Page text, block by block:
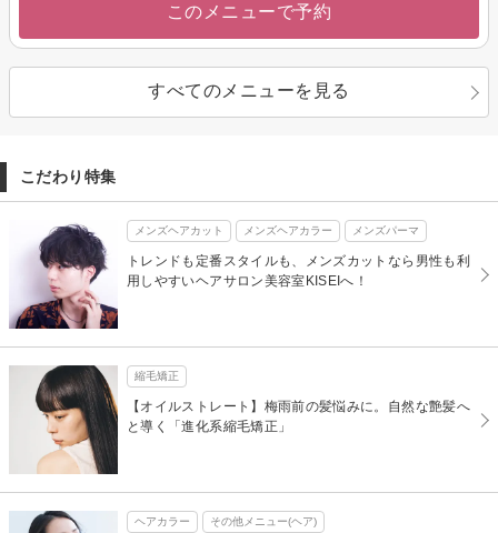
このメニューで予約
すべてのメニューを見る
こだわり特集
メンズヘアカット メンズヘアカラー メンズパーマ
トレンドも定番スタイルも、メンズカットなら男性も利
用しやすいヘアサロン美容室KISEIへ！
縮毛矯正
【オイルストレート】梅雨前の髪悩みに。自然な艶髪へ
と導く「進化系縮毛矯正」
ヘアカラー その他メニュー(ヘア)